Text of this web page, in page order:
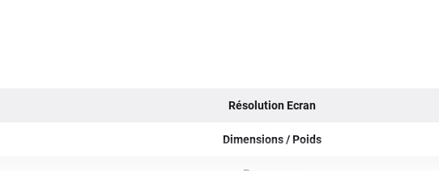
Résolution Ecran
Dimensions / Poids